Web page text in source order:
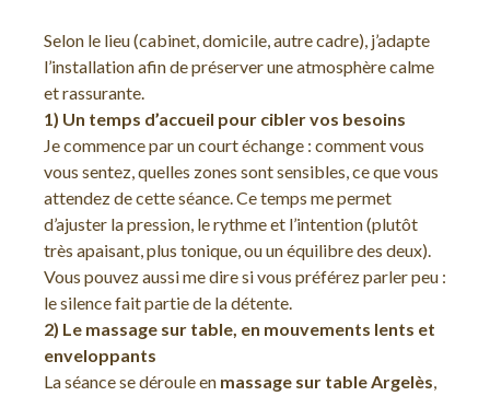
Selon le lieu (cabinet, domicile, autre cadre), j’adapte
l’installation afin de préserver une atmosphère calme
et rassurante.
1) Un temps d’accueil pour cibler vos besoins
Je commence par un court échange : comment vous
vous sentez, quelles zones sont sensibles, ce que vous
attendez de cette séance. Ce temps me permet
d’ajuster la pression, le rythme et l’intention (plutôt
très apaisant, plus tonique, ou un équilibre des deux).
Vous pouvez aussi me dire si vous préférez parler peu :
le silence fait partie de la détente.
2) Le massage sur table, en mouvements lents et
enveloppants
La séance se déroule en massage sur table Argelès,